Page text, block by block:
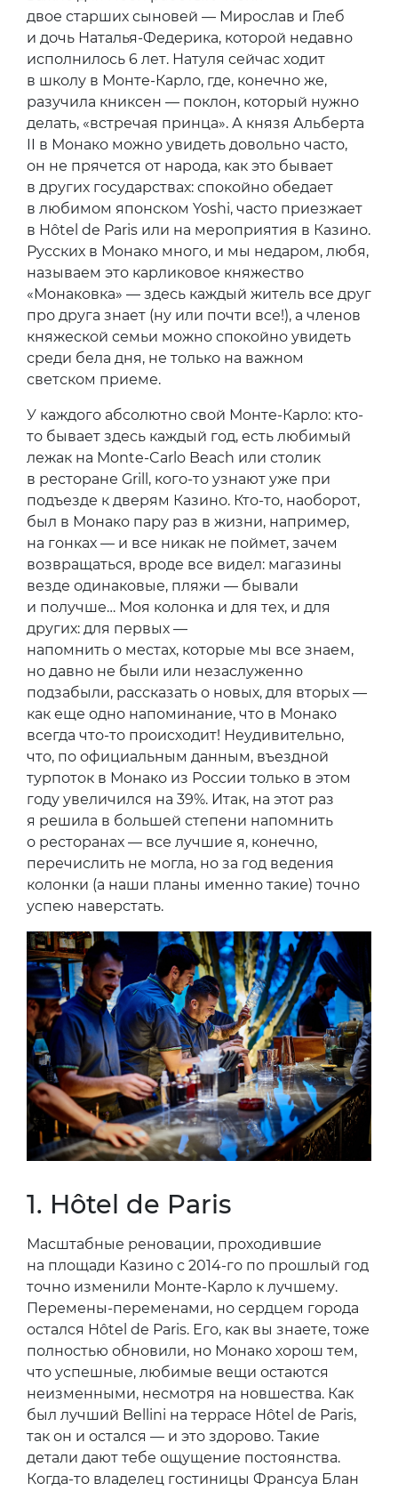
двое старших сыновей — Мирослав и Глеб
и дочь Наталья-Федерика, которой недавно
исполнилось 6 лет. Натуля сейчас ходит
в школу в Монте-Карло, где, конечно же,
разучила книксен — поклон, который нужно
делать, «встречая принца». А князя Альберта
II в Монако можно увидеть довольно часто,
он не прячется от народа, как это бывает
в других государствах: спокойно обедает
в любимом японском Yoshi, часто приезжает
в Hôtel de Paris или на мероприятия в Казино.
Русских в Монако много, и мы недаром, любя,
называем это карликовое княжество
«Монаковка» — здесь каждый житель все друг
про друга знает (ну или почти все!), а членов
княжеской семьи можно спокойно увидеть
среди бела дня, не только на важном
светском приеме.
У каждого абсолютно свой Монте-Карло: кто-
то бывает здесь каждый год, есть любимый
лежак на Monte-Carlo Beach или столик
в ресторане Grill, кого-то узнают уже при
подъезде к дверям Казино. Кто-то, наоборот,
был в Монако пару раз в жизни, например,
на гонках — и все никак не поймет, зачем
возвращаться, вроде все видел: магазины
везде одинаковые, пляжи — бывали
и получше… Моя колонка и для тех, и для
других: для первых —
напомнить о местах, которые мы все знаем,
но давно не были или незаслуженно
подзабыли, рассказать о новых, для вторых —
как еще одно напоминание, что в Монако
всегда что-то происходит! Неудивительно,
что, по официальным данным, въездной
турпоток в Монако из России только в этом
году увеличился на 39%. Итак, на этот раз
я решила в большей степени напомнить
о ресторанах — все лучшие я, конечно,
перечислить не могла, но за год ведения
колонки (а наши планы именно такие) точно
успею наверстать.
1. Hôtel de Paris
Масштабные реновации, проходившие
на площади Казино с 2014-го по прошлый год
точно изменили Монте-Карло к лучшему.
Перемены-переменами, но сердцем города
остался Hôtel de Paris. Его, как вы знаете, тоже
полностью обновили, но Монако хорош тем,
что успешные, любимые вещи остаются
неизменными, несмотря на новшества. Как
был лучший Bellini на террасе Hôtel de Paris,
так он и остался — и это здорово. Такие
детали дают тебе ощущение постоянства.
Когда-то владелец гостиницы Франсуа Блан